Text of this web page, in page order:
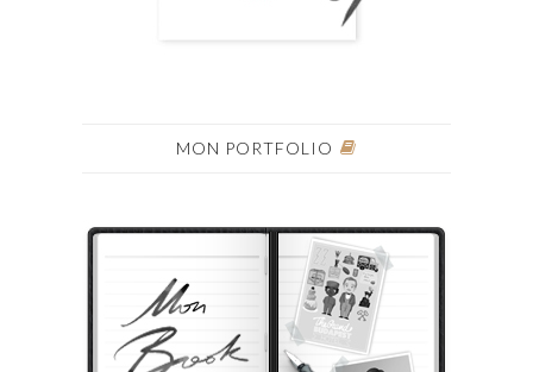
MON PORTFOLIO